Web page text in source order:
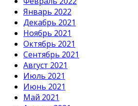
Январь 2022
Декабрь 2021
Ноябрь 2021
Октябрь 2021
Сентябрь 2021
Август 2021
Июль 2021
Июнь 2021
Май 2021